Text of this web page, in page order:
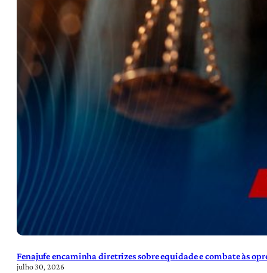
Fenajufe encaminha diretrizes sobre equidade e combate às
julho 30, 2026